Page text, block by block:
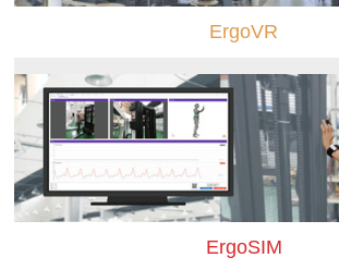
ErgoVR
ErgoSIM